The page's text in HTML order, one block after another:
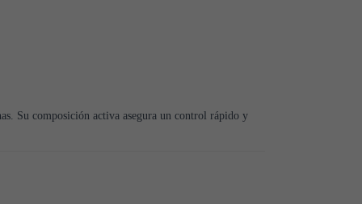
Su composición activa asegura un control rápido y